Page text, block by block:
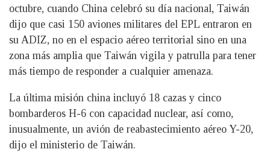
octubre, cuando China celebró su día nacional, Taiwán
dijo que casi 150 aviones militares del EPL entraron en
su ADIZ, no en el espacio aéreo territorial sino en una
zona más amplia que Taiwán vigila y patrulla para tener
más tiempo de responder a cualquier amenaza.
La última misión china incluyó 18 cazas y cinco
bombarderos H-6 con capacidad nuclear, así como,
inusualmente, un avión de reabastecimiento aéreo Y-20,
dijo el ministerio de Taiwán.